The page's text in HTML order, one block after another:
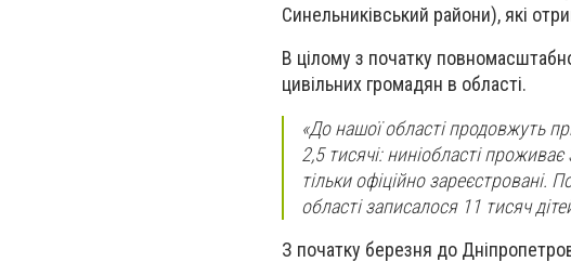
Синельниківський райони), які
В цілому з початку
цивільних громадян в області.
«До нашої області продовжуть
2,5 тисячі: ниніобласті
тільки офіційно зареєстровані.
області записалося 11 тисяч
З початку березня до